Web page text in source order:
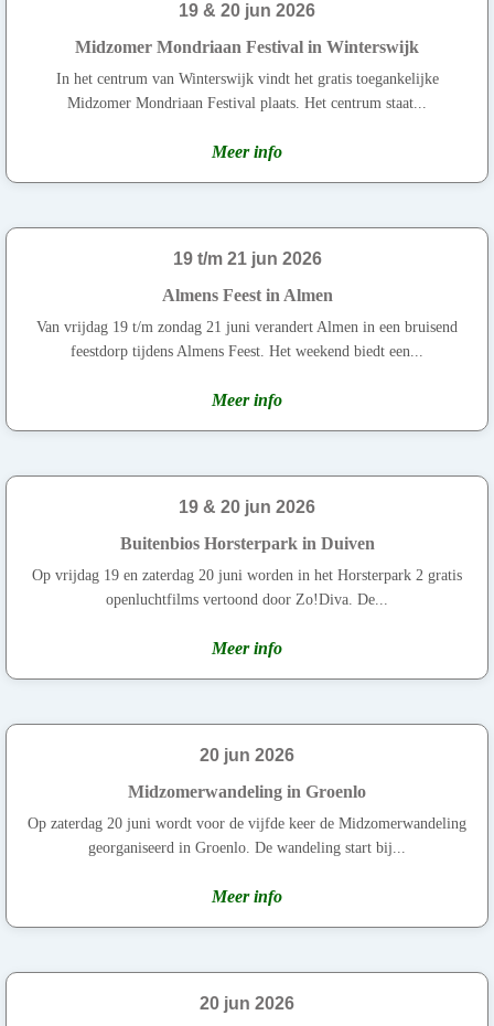
19 & 20 jun 2026
Midzomer Mondriaan Festival in Winterswijk
In het centrum van Winterswijk vindt het gratis toegankelijke
Midzomer Mondriaan Festival plaats. Het centrum staat...
Meer info
19 t/m 21 jun 2026
Almens Feest in Almen
Van vrijdag 19 t/m zondag 21 juni verandert Almen in een bruisend
feestdorp tijdens Almens Feest. Het weekend biedt een...
Meer info
19 & 20 jun 2026
Buitenbios Horsterpark in Duiven
Op vrijdag 19 en zaterdag 20 juni worden in het Horsterpark 2 gratis
openluchtfilms vertoond door Zo!Diva. De...
Meer info
20 jun 2026
Midzomerwandeling in Groenlo
Op zaterdag 20 juni wordt voor de vijfde keer de Midzomerwandeling
georganiseerd in Groenlo. De wandeling start bij...
Meer info
20 jun 2026